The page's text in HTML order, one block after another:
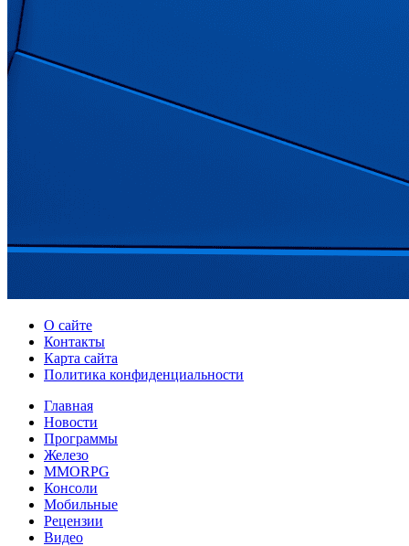
О сайте
Контакты
Карта сайта
Политика конфиденциальности
Главная
Новости
Программы
Железо
MMORPG
Консоли
Мобильные
Рецензии
Видео